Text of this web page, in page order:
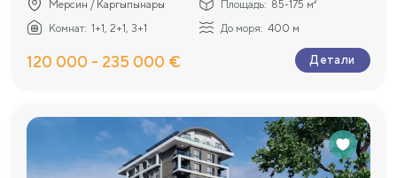
Мерсин / Каргыпынары Площадь: 85-175 м²
Комнат: 1+1, 2+1, 3+1 До моря: 400 м
120 000 - 235 000 € Детали